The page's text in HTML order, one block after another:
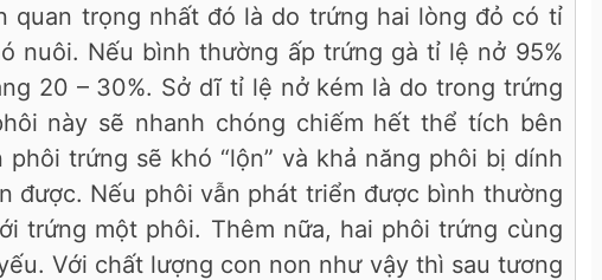
quan trọng nhất đó là do trứng hai lòng đỏ có tỉ
nuôi. Nếu bình thường ấp trứng gà tỉ lệ nở 95%
20 – 30%. Sở dĩ tỉ lệ nở kém là do trong trứng
này sẽ nhanh chóng chiếm hết thể tích bên
trứng sẽ khó “lộn” và khả năng phôi bị dính
được. Nếu phôi vẫn phát triển được bình thường
trứng một phôi. Thêm nữa, hai phôi trứng cùng
Với chất lượng con non như vậy thì sau tương